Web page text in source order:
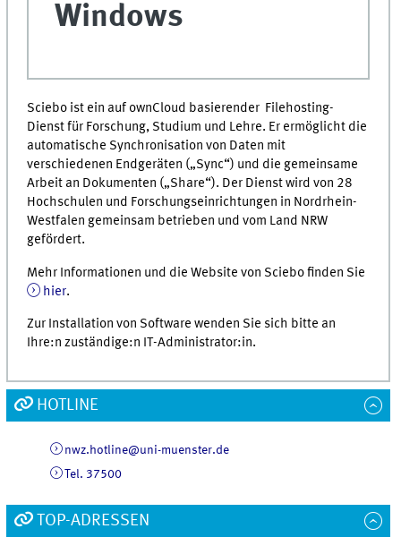
Windows
Sciebo ist ein auf ownCloud basierender Filehosting-
Dienst für Forschung, Studium und Lehre. Er ermöglicht die
automatische Synchronisation von Daten mit
verschiedenen Endgeräten („Sync“) und die gemeinsame
Arbeit an Dokumenten („Share“). Der Dienst wird von 28
Hochschulen und Forschungseinrichtungen in Nordrhein-
Westfalen gemeinsam betrieben und vom Land NRW
gefördert.
Mehr Informationen und die Website von Sciebo finden Sie
hier.
Zur Installation von Software wenden Sie sich bitte an
Ihre:n zuständige:n IT-Administrator:in.
HOTLINE
nwz.hotline@uni-muenster.de
Tel. 37500
TOP-ADRESSEN